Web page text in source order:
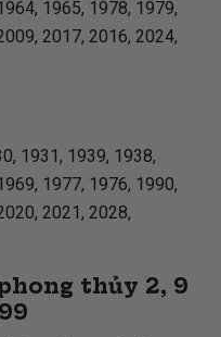
1965, 1978, 1979,
2017, 2016, 2024,
1931, 1939, 1938,
1977, 1976, 1990,
2021, 2028,
thủy 2, 9